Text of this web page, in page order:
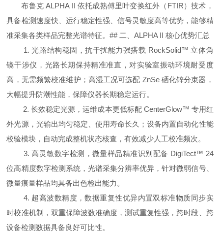
布鲁克 ALPHA II 依托成熟傅里叶变换红外（FTIR）技术，
具备检测速度快、运行稳定性强、信号灵敏度高等优势，能够精
准采集各类样品完整光谱特征。## 二、ALPHA II 核心优势汇总
1. 光路结构稳固，抗干扰能力强搭载 RockSolid™ 立体角
镜干涉仪，光路长期保持精准准直，对实验室振动环境耐受度
高，无需频繁校准维护；高湿工况可选配 ZnSe 硒化锌分束器，
大幅提升防潮性能，保障仪器长期稳定运行。
2. 长效稳定光源，运维成本更低标配 CenterGlow™ 专用红
外光源，光输出均匀稳定、使用寿命长久；设备内置自动化性能
校验模块，自动完成整机状态核查，有效减少人工校准频次。
3. 高灵敏数字检测，微量样品精准识别配备 DigiTect™ 24
位高精度数字检测系统，光谱采集分辨率优异，针对微弱信号、
微量痕量样品均具备出色检出能力。
4. 超高波数精度，数据重复性优异内置双标准物质同步实
时校准机制，双重保障波数准确度，测试重复性强，跨时段、跨
设备检测数据具备良好可比性。